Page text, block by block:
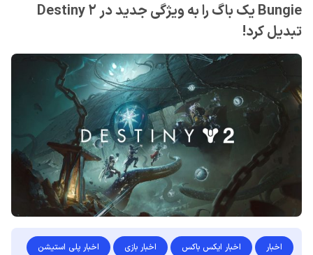
Bungie یک باگ را به ویژگی جدید در Destiny 2
تبدیل کرد!
اخبار اخبار ایکس باکس اخبار بازی
اخبار پلی استیشن